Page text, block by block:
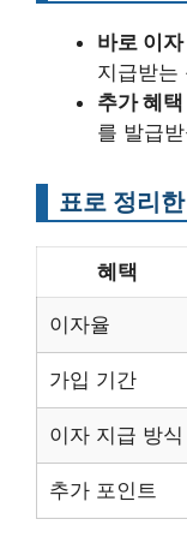
바로 이
지급받는
추가 혜
를 발급
표로 정리
혜택
이자율
가입 기간
이자 지급 방식
추가 포인트